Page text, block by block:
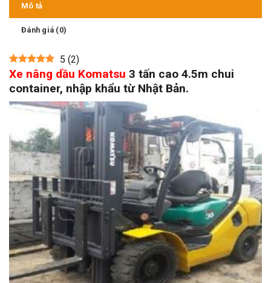
Mô tả
Đánh giá (0)
5 (2)
Xe nâng dầu Komatsu 3 tấn cao 4.5m chui
container, nhập khẩu từ Nhật Bản.